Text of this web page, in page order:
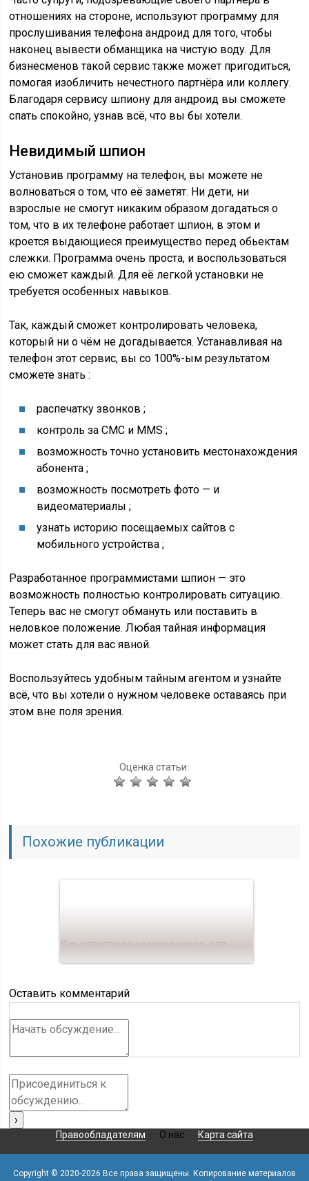
отношениях на стороне, используют программу для
прослушивания телефона андроид для того, чтобы
наконец вывести обманщика на чистую воду. Для
бизнесменов такой сервис также может пригодиться,
помогая изобличить нечестного партнёра или коллегу.
Благодаря сервису шпиону для андроид вы сможете
спать спокойно, узнав всё, что вы бы хотели.
Невидимый шпион
Установив программу на телефон, вы можете не
волноваться о том, что её заметят. Ни дети, ни
взрослые не смогут никаким образом догадаться о
том, что в их телефоне работает шпион, в этом и
кроется выдающиеся преимущество перед обьектам
слежки. Программа очень проста, и воспользоваться
ею сможет каждый. Для её легкой установки не
требуется особенных навыков.
Так, каждый сможет контролировать человека,
который ни о чём не догадывается. Устанавливая на
телефон этот сервис, вы со 100%-ым результатом
сможете знать :
распечатку звонков ;
контроль за СМС и MMS ;
возможность точно установить местонахождения
абонента ;
возможность посмотреть фото — и
видеоматериалы ;
узнать историю посещаемых сайтов с
мобильного устройства ;
Разработанное программистами шпион — это
возможность полностью контролировать ситуацию.
Теперь вас не смогут обмануть или поставить в
неловкое положение. Любая тайная информация
может стать для вас явной.
Воспользуйтесь удобным тайным агентом и узнайте
всё, что вы хотели о нужном человеке оставаясь при
этом вне поля зрения.
Оценка статьи:
Похожие публикации
Как сплести из резинок чехол для
Оставить комментарий
Правообладателям О нас Карта сайта
Copyright © 2020-2026 Все права защищены. Копирование материалов